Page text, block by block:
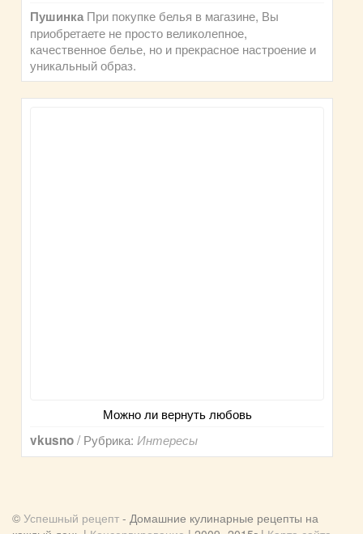
Пушинка При покупке белья в магазине, Вы
приобретаете не просто великолепное,
качественное белье, но и прекрасное настроение и
уникальный образ.
Можно ли вернуть любовь
vkusno/ Рубрика:Интересы
© Успешный рецепт - Домашние кулинарные рецепты на